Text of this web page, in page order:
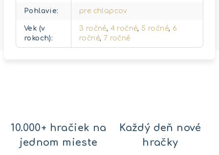
Pohlavie: pre chlapcov
Vek (v
rokoch):
3 ročné, 4 ročné, 5 ročné, 6
ročné, 7 ročné
10.000+ hračiek na
jednom mieste
Každý deň nové
hračky